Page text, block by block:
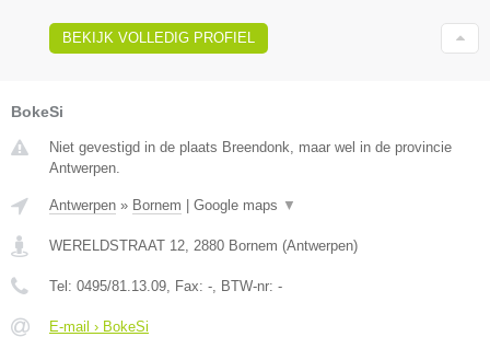
BEKIJK VOLLEDIG PROFIEL
BokeSi
Niet gevestigd in de plaats Breendonk, maar wel in de provincie
Antwerpen.
Antwerpen » Bornem Google maps ▼
WERELDSTRAAT 12, 2880 Bornem (Antwerpen)
Tel: 0495/81.13.09, Fax: -, BTW-nr: -
E-mail › BokeSi